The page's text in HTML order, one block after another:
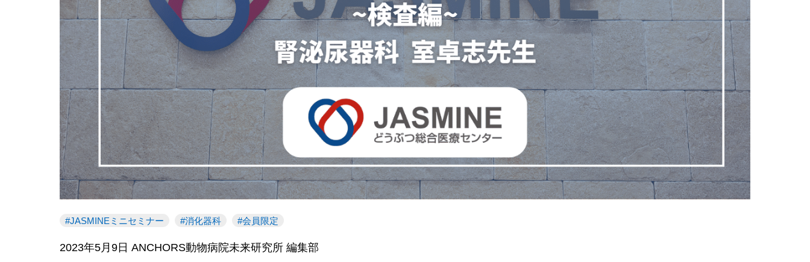
JASMINEミニセミナー 消化器科 会員限定
2023年5月9日 ANCHORS動物病院未来研究所 編集部